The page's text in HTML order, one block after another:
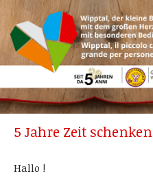
5 Jahre Zeit schenken
Hallo !